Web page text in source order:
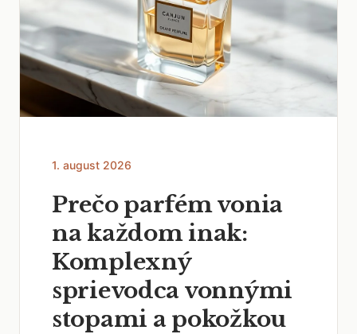
1. august 2026
Prečo parfém vonia
na každom inak:
Komplexný
sprievodca vonnými
stopami a pokožkou